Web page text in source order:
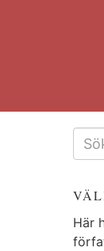
Här